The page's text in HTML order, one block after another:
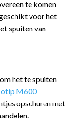
te komen
voor het
spuiten van
het te spuiten
M600
opschuren met